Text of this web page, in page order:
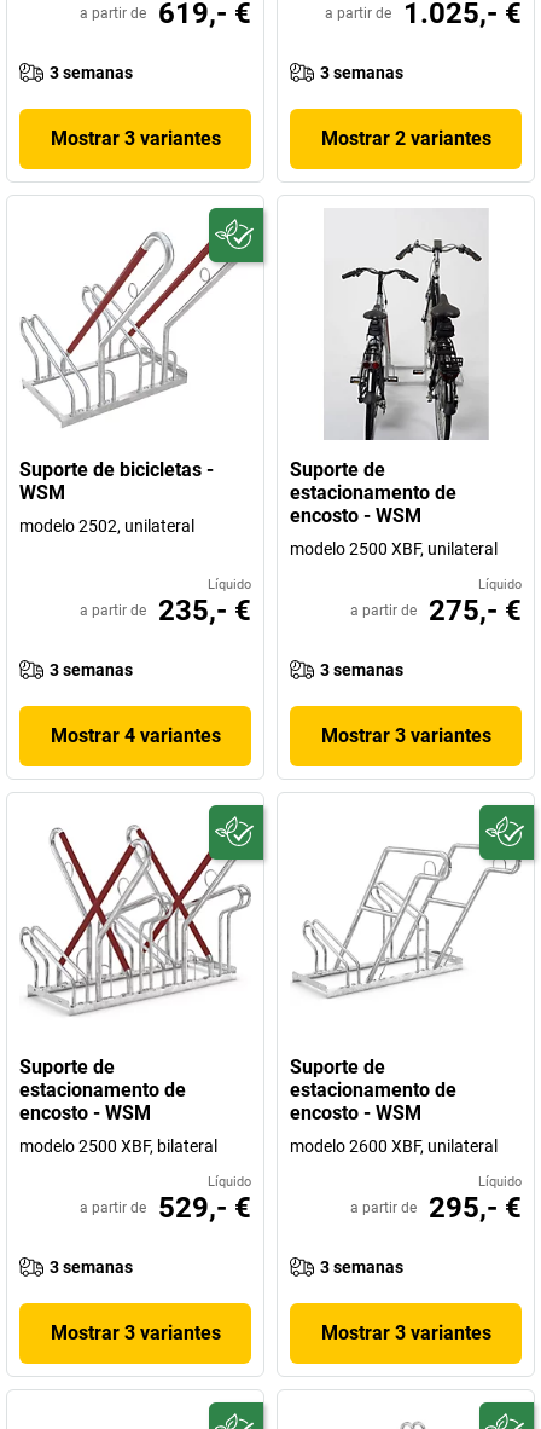
a partir de 619,- €
3 semanas
Mostrar 3 variantes
a partir de 1.025,- €
3 semanas
Mostrar 2 variantes
Suporte de bicicletas -
WSM
modelo 2502, unilateral
Líquido
a partir de 235,- €
3 semanas
Mostrar 4 variantes
Suporte de
estacionamento de
encosto - WSM
modelo 2500 XBF, unilateral
Líquido
a partir de 275,- €
3 semanas
Mostrar 3 variantes
Suporte de
estacionamento de
encosto - WSM
modelo 2500 XBF, bilateral
Líquido
a partir de 529,- €
3 semanas
Mostrar 3 variantes
Suporte de
estacionamento de
encosto - WSM
modelo 2600 XBF, unilateral
Líquido
a partir de 295,- €
3 semanas
Mostrar 3 variantes